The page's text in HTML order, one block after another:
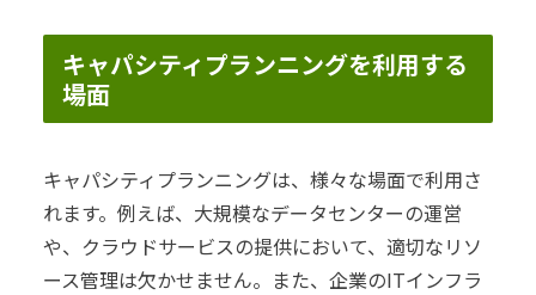
キャパシティプランニングを利用する
場面
キャパシティプランニングは、様々な場面で利用さ
れます。例えば、大規模なデータセンターの運営
や、クラウドサービスの提供において、適切なリソ
ース管理は欠かせません。また、企業のITインフラ